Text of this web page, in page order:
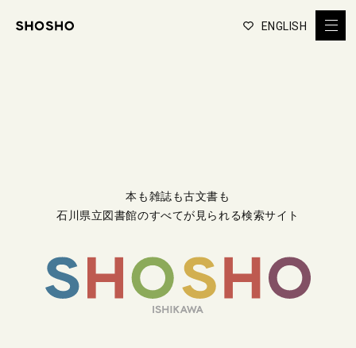
ENGLISH
本も雑誌も古文書も
石川県立図書館のすべてが見られる検索サイト